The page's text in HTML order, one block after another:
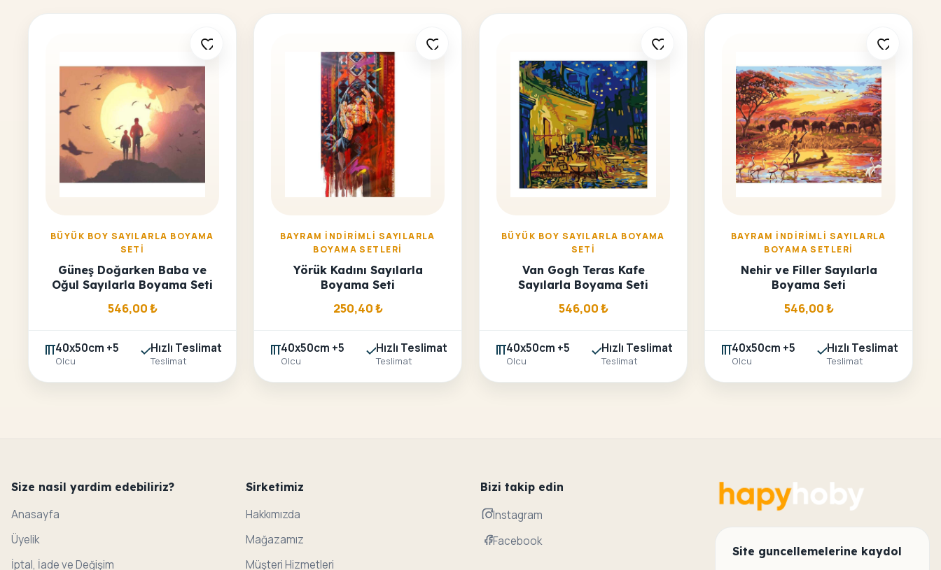
BÜYÜK BOY SAYILARLA BOYAMA
SETI
Güneş Doğarken Baba ve
Oğul Sayılarla Boyama Seti
546,00₺
40x50cm +5
Olcu
Hızlı Teslimat
Teslimat
BAYRAM İNDIRIMLI SAYILARLA
BOYAMA SETLERI
Yörük Kadını Sayılarla
Boyama Seti
250,40₺
40x50cm +5
Olcu
Hızlı Teslimat
Teslimat
BÜYÜK BOY SAYILARLA BOYAMA
SETI
Van Gogh Teras Kafe
Sayılarla Boyama Seti
546,00₺
40x50cm +5
Olcu
Hızlı Teslimat
Teslimat
BAYRAM İNDIRIMLI SAYILARLA
BOYAMA SETLERI
Nehir ve Filler Sayılarla
Boyama Seti
546,00₺
40x50cm +5
Olcu
Hızlı Teslimat
Teslimat
Size nasil yardim edebiliriz?
Anasayfa
Üyelik
İptal, İade ve Değişim
Sirketimiz
Hakkımızda
Mağazamız
Müşteri Hizmetleri
Bizi takip edin
Instagram
Facebook
Site guncellemelerine kaydol